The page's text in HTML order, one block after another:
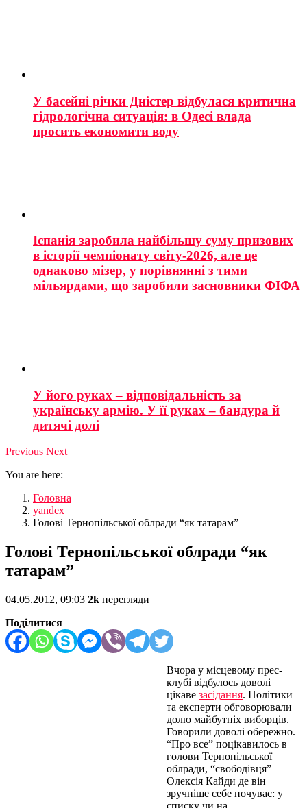
У басейні річки Дністер відбулася критична
гідрологічна ситуація: в Одесі влада
просить економити воду
Іспанія заробила найбільшу суму призових
в історії чемпіонату світу-2026, але це
однаково мізер, у порівнянні з тими
мільярдами, що заробили засновники ФІФА
У його руках – відповідальність за
українську армію. У її руках – бандура й
дитячі долі
Previous Next
You are here:
Головна
yandex
Голові Тернопільської облради “як татарам”
Голові Тернопільської облради “як
татарам”
04.05.2012, 09:03 2k перегляди
Поділитися
Вчора у місцевому прес-
клубі відбулось доволі
цікаве засідання. Політики
та експерти обговорювали
долю майбутніх виборців.
Говорили доволі обережно.
“Про все” поцікавилось в
голови Тернопільської
облради, “свободівця”
Олексія Кайди де він
зручніше себе почуває: у